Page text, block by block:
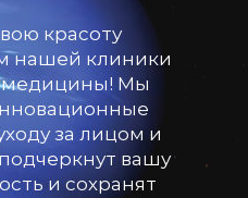
красоту
нашей клиники
медицины! Мы
за лицом и
вашу
и сохранят